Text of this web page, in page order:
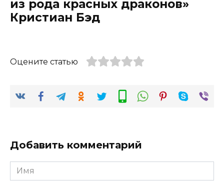
из рода красных драконов»
Кристиан Бэд
Оцените статью
Добавить комментарий
Имя
*